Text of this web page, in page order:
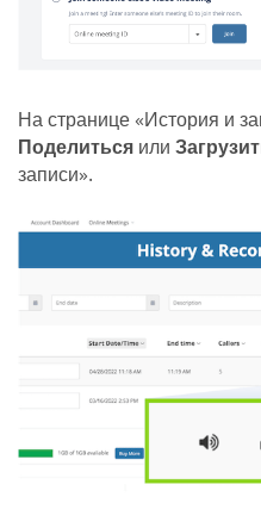
На странице «История и
Поделиться или
записи».